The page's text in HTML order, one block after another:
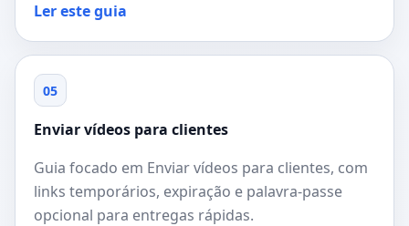
Ler este guia
05
Enviar vídeos para clientes
Guia focado em Enviar vídeos para clientes, com
links temporários, expiração e palavra-passe
opcional para entregas rápidas.